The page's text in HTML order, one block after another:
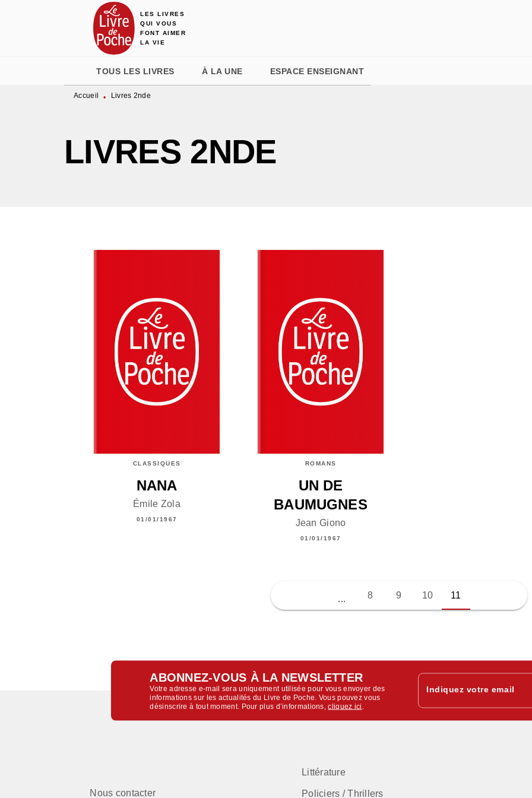
MENU RECHERCHE
LES LIVRES
QUI VOUS
FONT AIMER
LA VIE
TOUS LES LIVRES À LA UNE ESPACE ENSEIGNANT
Accueil • Livres 2nde
LIVRES 2NDE
CLASSIQUES
NANA
Émile Zola
01/01/1967
ROMANS
UN DE
BAUMUGNES
Jean Giono
01/01/1967
... 8 9 10 11
ABONNEZ-VOUS À LA NEWSLETTER
Votre adresse e-mail sera uniquement utilisée pour vous envoyer des
informations sur les actualités du Livre de Poche. Vous pouvez vous
désinscrire à tout moment. Pour plus d’informations,cliquez ici
Indiquez votre email
Nous contacter
Littérature
Policiers / Thrillers